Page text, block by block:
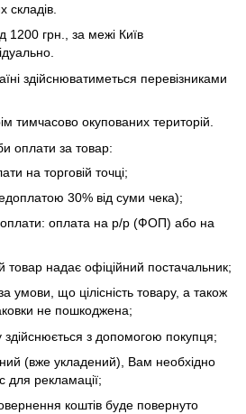
1200 грн., за межі Київ
здійснюватиметься перевізниками
тимчасово окупованих територій.
оплати за товар:
на торговій точці;
30% від суми чека);
оплати: оплата на р/р (ФОП) або на
товар надає офіційний постачальник;
умови, що цілісність товару, а також
не пошкоджена;
з допомогою покупця;
(вже укладений), Вам необхідно
для рекламації;
коштів буде повернуто